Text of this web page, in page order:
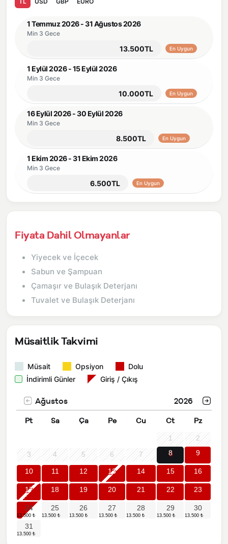
1 Temmuz 2026 - 31 Ağustos 2026
Min 3 Gece
13.500TL En Uygun
1 Eylül 2026 - 15 Eylül 2026
Min 3 Gece
10.000TL En Uygun
16 Eylül 2026 - 30 Eylül 2026
Min 3 Gece
8.500TL En Uygun
1 Ekim 2026 - 31 Ekim 2026
Min 3 Gece
6.500TL En Uygun
Fiyata Dahil Olmayanlar
Yiyecek ve İçecek
Sabun ve Şampuan
Çamaşır ve Bulaşık Deterjanı
Tuvalet ve Bulaşık Deterjanı
Müsaitlik Takvimi
Müsait Opsiyon
Dolu
İndirimli Günler
Giriş / Çıkış
Ağustos 2026
Pt Sa Ça Pe Cu Ct Pz
1
2
3
4 5 6 7 8 9
10 11 12 13 14 15 16
17 18 19 20 21 22 23
24 25 26 27 28 29 30
31